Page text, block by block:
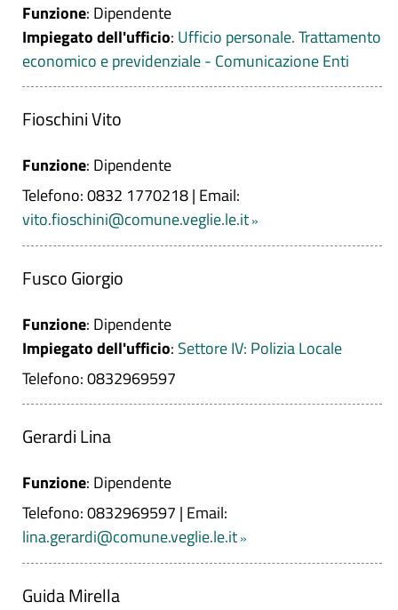
Funzione: Dipendente
Impiegato dell'ufficio: Ufficio personale. Trattamento
economico e previdenziale - Comunicazione Enti
Fioschini Vito
Funzione: Dipendente
Telefono: 0832 1770218| Email:
vito.fioschini@comune.veglie.le.it
Fusco Giorgio
Funzione: Dipendente
Impiegato dell'ufficio: Settore IV: Polizia Locale
Telefono: 0832969597
Gerardi Lina
Funzione: Dipendente
Telefono: 0832969597 | Email:
lina.gerardi@comune.veglie.le.it
Guida Mirella